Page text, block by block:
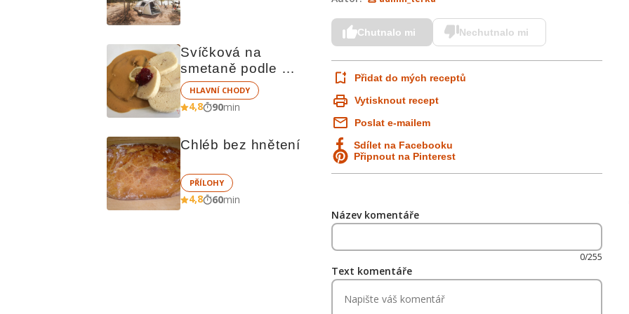
Svíčková na
smetaně podle
Richarda Nováka
HLAVNÍ CHODY
4,8 90min
Chléb bez hnětení
PŘÍLOHY
4,8 60min
Chutnalo mi Nechutnalo mi
Přidat do mých receptů
Vytisknout recept
Poslat e-mailem
Sdílet na Facebooku
Připnout na Pinterest
Název komentáře
0/255
Text komentáře